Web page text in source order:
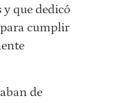
y que dedicó
cumplir
de